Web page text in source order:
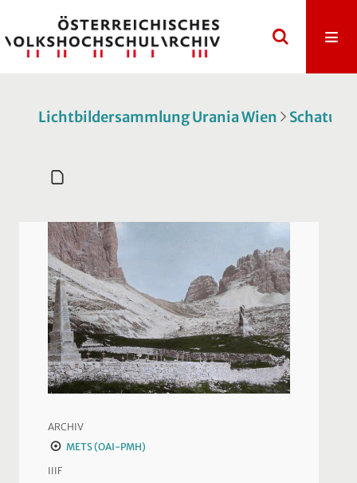
Lichtbildersammlung Urania Wien Schatulle
ARCHIV
METS (OAI-PMH)
IIIF